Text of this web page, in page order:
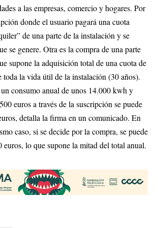
a las empresas, comercio y hogares. Por
donde el usuario pagará una cuota
de una parte de la instalación y se
se genere. Otra es la compra de una parte
supone la adquisición total de una cuota de
toda la vida útil de la instalación (30 años).
consumo anual de unos 14.000 kwh y
euros a través de la suscripción se puede
detalla la firma en un comunicado. En
caso, si se decide por la compra, se puede
euros, lo que supone la mitad del total anual.